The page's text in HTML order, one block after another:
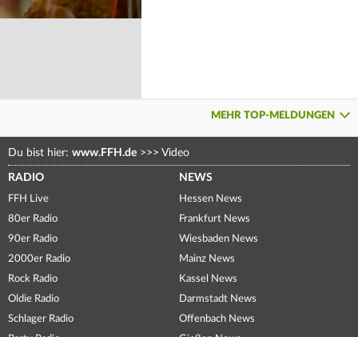
MEHR TOP-MELDUNGEN
Du bist hier: www.FFH.de >>> Video
RADIO
FFH Live
80er Radio
90er Radio
2000er Radio
Rock Radio
Oldie Radio
Schlager Radio
NEWS
Hessen News
Frankfurt News
Wiesbaden News
Mainz News
Kassel News
Darmstadt News
Offenbach News